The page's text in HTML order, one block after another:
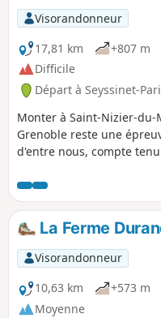
Visorandonneur
17,81 km
+807 m
Difficile
Départ à Seyssinet-
Monter à Saint-Nizier-
Grenoble reste une
d'entre nous, compte
l'ancienne voie du
plus tranquillement puis
GR®9. Ces 3 boucles
montant un secteur
est possible de raccourcir
première boucle, à
seconde, lieu dit
La Ferme
Visorandonneur
10,63 km
+573 m
Moyenne